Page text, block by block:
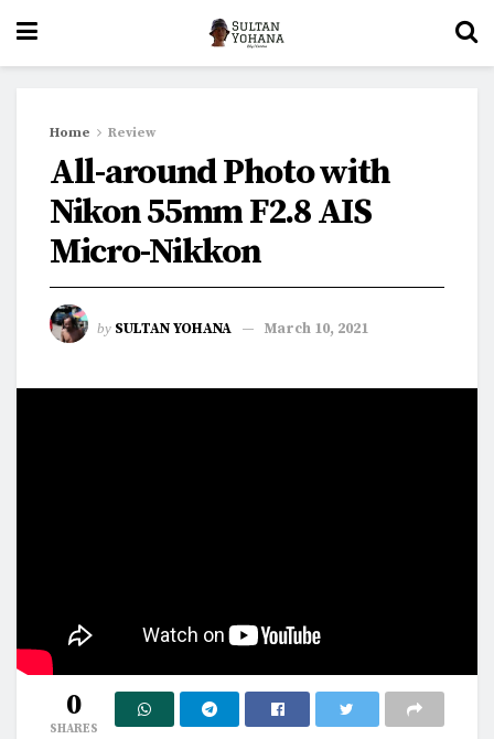
Home Review
All-around Photo with
Nikon 55mm F2.8 AIS
Micro-Nikkon
by SULTAN YOHANA March 10, 2021
0
SHARES